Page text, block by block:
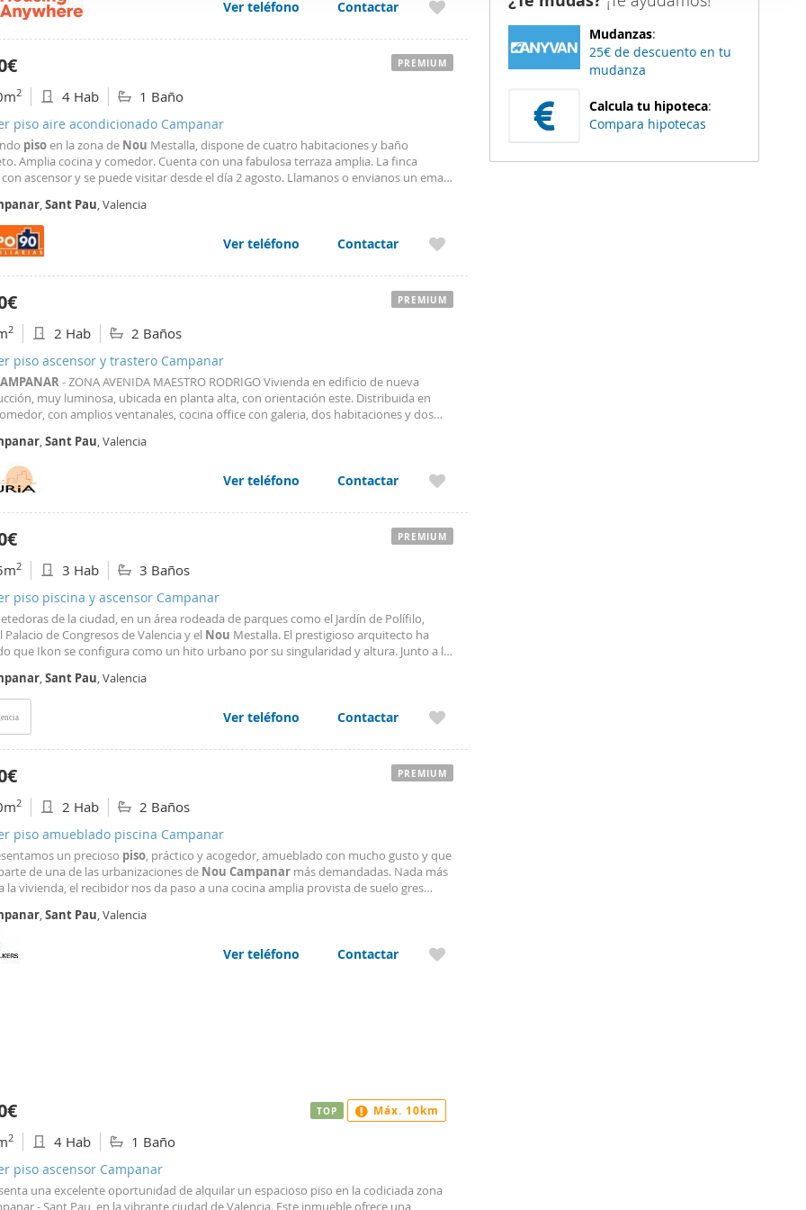
se usan para personalizar el contenido y los anuncios, ofrecer funciones
el tráfico. Además, compartimos información sobre el uso que haga del
de redes sociales, publicidad y análisis web, quienes pueden
que les haya proporcionado o que hayan recopilado a partir del uso
Ver teléfono Contactar
2 4 Hab 1 Baño
piso aire acondicionado Campanar
pisoen la zona de Nou Mestalla, dispone de cuatro habitaciones y baño
Amplia cocina y comedor. Cuenta con una fabulosa terraza amplia. La finca
ascensor y se puede visitar desde el día 2 agosto. Llamanos o envianos un email,
cambios de precio o retirada del mercado
,Sant Pau, Valencia
Ver teléfono Contactar
PREMIUM
2 2 Hab 2 Baños
piso ascensor y trastero Campanar
- ZONA AVENIDA MAESTRO RODRIGO Vivienda en edificio de nueva
muy luminosa, ubicada en planta alta, con orientación este. Distribuida en
con amplios ventanales, cocina office con galeria, dos habitaciones y dos
Aire acondicionado por conductos con bomba
,Sant Pau, Valencia
Ver teléfono Contactar
PREMIUM
2 3 Hab 3 Baños
piso piscina y ascensor Campanar
de la ciudad, en un área rodeada de parques como el Jardín de Polífilo,
Palacio de Congresos de Valencia y el Nou Mestalla. El prestigioso arquitecto ha
que Ikon se configura como un hito urbano por su singularidad y altura. Junto a la
,Sant Pau, Valencia
Ver teléfono Contactar
PREMIUM
2 2 Hab 2 Baños
piso amueblado piscina Campanar
un precioso piso, práctico y acogedor, amueblado con mucho gusto y que
de una de las urbanizaciones de Nou Campanar más demandadas. Nada más
la vivienda, el recibidor nos da paso a una cocina amplia provista de suelo gres
por el pasillo, destacan los ventanales
,Sant Pau, Valencia
Ver teléfono Contactar
PREMIUM
2 4 Hab 1 Baño
piso ascensor Campanar
una excelente oportunidad de alquilar un espacioso piso en la codiciada zona
- Sant Pau, en la vibrante ciudad de Valencia. Este inmueble ofrece una
TOP Máx. 10km
Mudanzas:
25€ de descuento en tu
mudanza
Calcula tu hipoteca:
Compara hipotecas